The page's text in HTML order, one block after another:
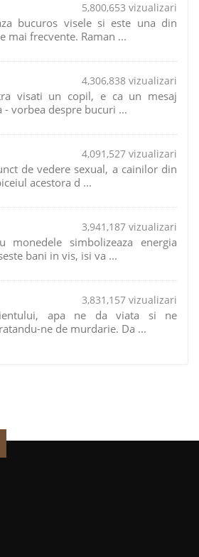
5,800,653 vizualizari
bucuros visele si este una din
mai frecvente. Raman ...
4,306,838 vizualizari
visati un copil, e ca un mesaj
vorbea despre bucuri ...
4,091,527 vizualizari
de vedere sexual, a cainilor din
acestora d ...
3,941,187 vizualizari
monedele simbolizeaza energia
bani in vis, isi va ...
3,831,157 vizualizari
apa ne da viata si ne
ne de murdarie. Da ...